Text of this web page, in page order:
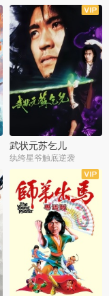
武状元苏乞儿
纨绔星爷触底逆袭